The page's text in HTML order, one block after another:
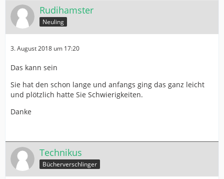
Rudihamster
Neuling
3. August 2018 um 17:20
Das kann sein
Sie hat den schon lange und anfangs ging das ganz leicht
und plötzlich hatte Sie Schwierigkeiten.
Danke
Technikus
Bücherverschlinger